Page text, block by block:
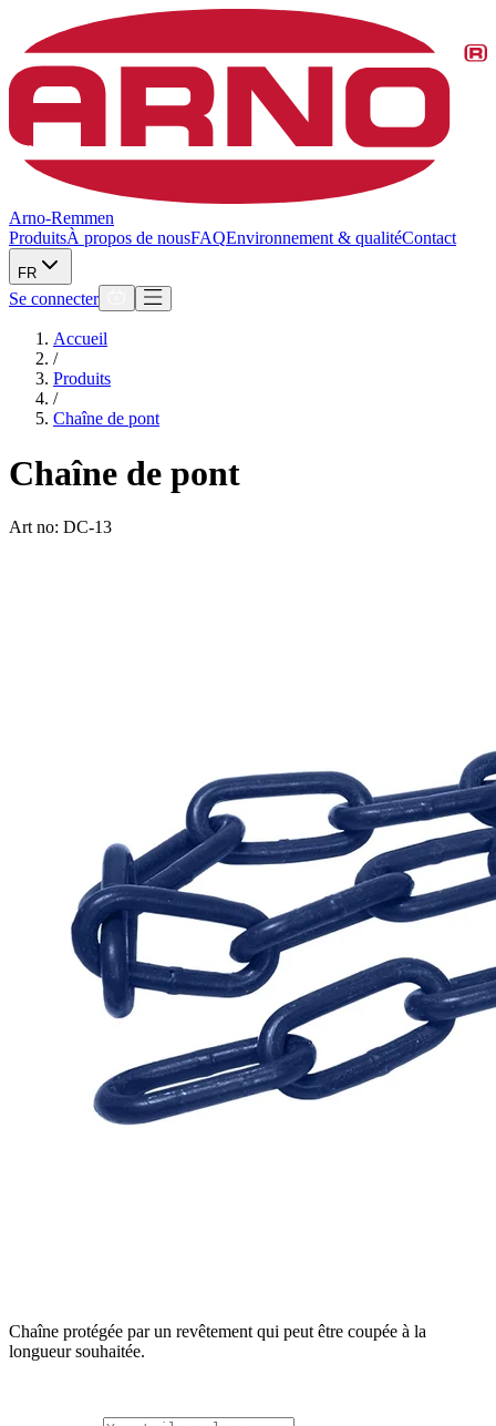
Arno-Remmen
ProduitsÀ propos de nousFAQEnvironnement & qualitéContact
FR
Se connecter
Accueil
/
Produits
/
Chaîne de pont
Chaîne de pont
Art no: DC-13
Chaîne protégée par un revêtement qui peut être coupée à la
longueur souhaitée.